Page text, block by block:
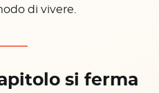
di vivere.
si ferma